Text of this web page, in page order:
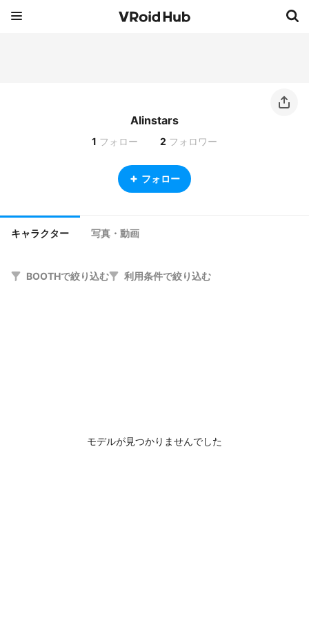
Alinstars
1 フォロー 2 フォロワー
フォロー
キャラクター 写真・動画
BOOTHで絞り込む 利用条件で絞り込む
モデルが見つかりませんでした